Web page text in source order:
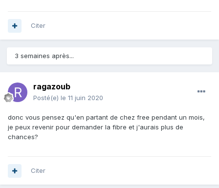
Citer
3 semaines après...
ragazoub
Posté(e) le 11 juin 2020
donc vous pensez qu'en partant de chez free pendant un mois,
je peux revenir pour demander la fibre et j'aurais plus de
chances?
Citer